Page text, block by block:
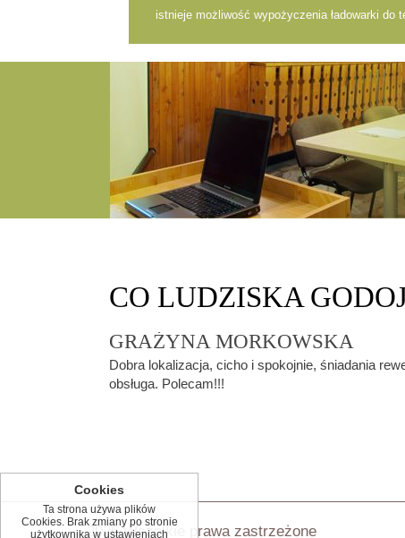
istnieje możliwość wypożyczenia ładowarki do
CO LUDZISKA
GRAŻYNA MORKOWSKA
Dobra lokalizacja, cicho i spokojnie, śniadania
obsługa. Polecam!!!
2026 Wszelkie prawa zastrzeżone
Cookies
Ta strona używa plików
Cookies. Brak zmiany po stronie
użytkownika w ustawieniach